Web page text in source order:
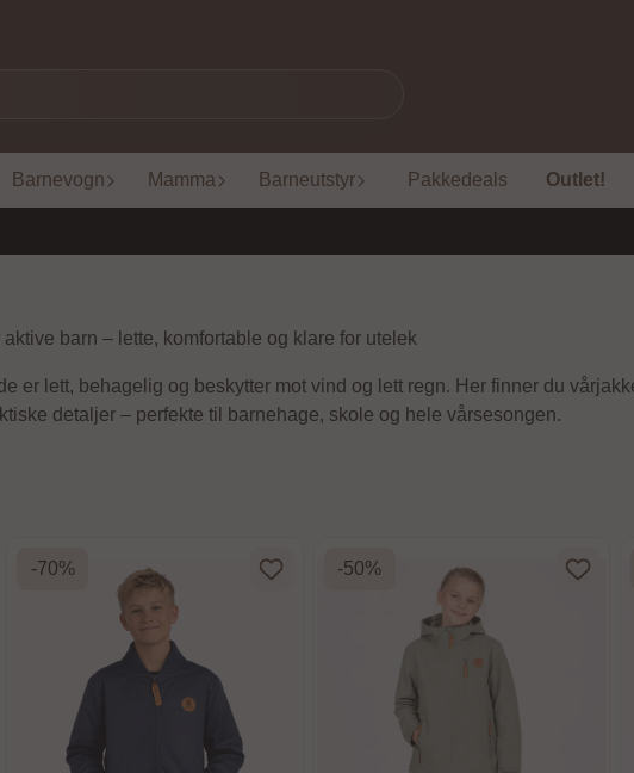
Barnevogn Mamma Barneutstyr Pakkedeals Outlet!
barn – lette, komfortable og klare for utelek
er lett, behagelig og beskytter mot vind og lett regn. Her finner du
detaljer – perfekte til barnehage, skole og hele vårsesongen.
-70% -50%